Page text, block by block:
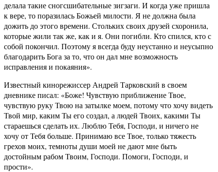
делала такие сногсшибательные зигзаги. И когда уже пришла
к вере, то поразилась Божьей милости. Я не должна была
дожить до этого времени. Стольких своих друзей схоронила,
которые жили так же, как и я. Они погибли. Кто спился, кто с
собой покончил. Поэтому я всегда буду неустанно и неусыпно
благодарить Бога за то, что он дал мне возможность
исправления и покаяния».
Известный кинорежиссер Андрей Тарковский в своем
дневнике писал: «Боже! Чувствую приближение Твое,
чувствую руку Твою на затылке моем, потому что хочу видеть
Твой мир, каким Ты его создал, а людей Твоих, какими Ты
стараешься сделать их. Люблю Тебя, Господи, и ничего не
хочу от Тебя больше. Принимаю все Твое, только тяжесть
грехов моих, темноты души моей не дают мне быть
достойным рабом Твоим, Господи. Помоги, Господи, и
прости».